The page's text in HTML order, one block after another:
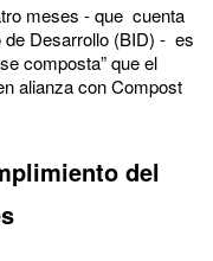
meses - que cuenta
de Desarrollo (BID) - es
composta” que el
alianza con Compost
del